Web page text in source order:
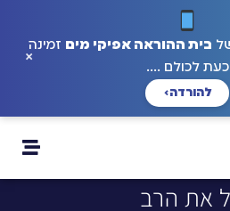
בית ההוראה אפיקי מים זמינה
כעת לכולם ....
להורדה›
×
את הרב